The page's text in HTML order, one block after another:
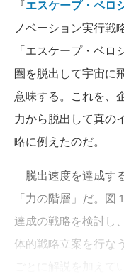
『エスケープ・ベロ
ノベーション実行戦
「エスケープ・ベ
圏を脱出して宇宙に
意味する。これを、
力から脱出して真の
略に例えたのだ。
脱出速度を達成す
「力の階層」だ。
達成の戦略を検討し
体的戦略立案を行な